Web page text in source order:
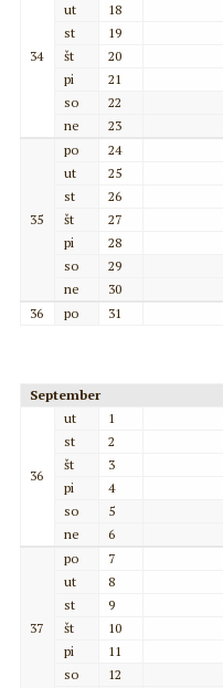
34
ut
18
st
19
št
20
pi
21
so
22
ne
23
35
po
24
ut
25
st
26
št
27
pi
28
so
29
ne
30
36
po 31
September
36
ut
1
st
2
št
3
pi
4
so
5
ne
6
37
po
7
ut
8
st
9
št
10
pi
11
so
12